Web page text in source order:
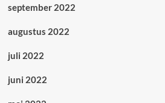
september 2022
augustus 2022
juli 2022
juni 2022